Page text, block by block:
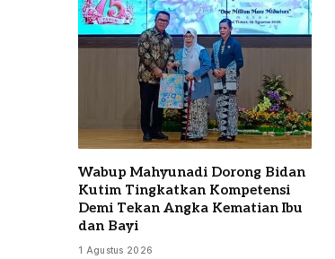
Wabup Mahyunadi Dorong Bidan
Kutim Tingkatkan Kompetensi
Demi Tekan Angka Kematian Ibu
dan Bayi
1 Agustus 2026